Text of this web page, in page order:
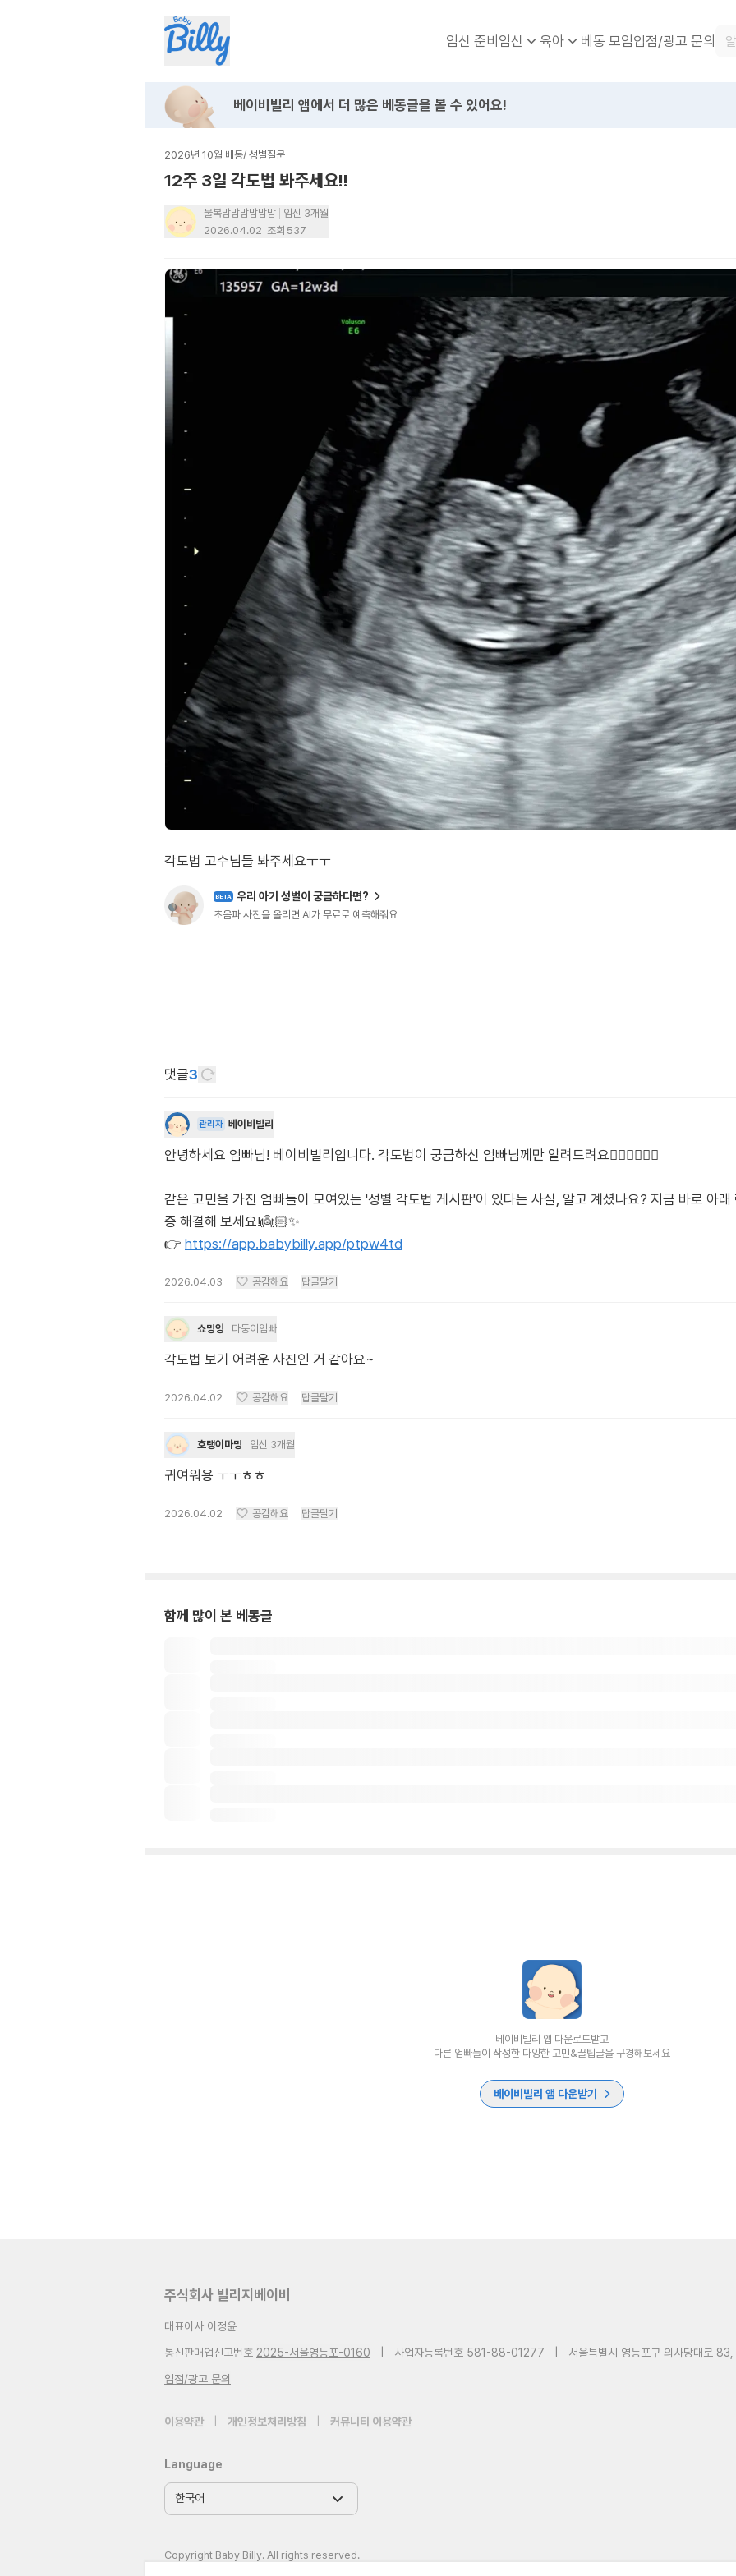
임신 준비임신 육아 베동 모임입점/광고 문의
베이비빌리 앱에서 더 많은 베동글을 볼 수 있어요!
2026년 10월 베동/ 성별질문
12주 3일 각도법 봐주세요!!
물복맘맘맘맘맘맘
임신 3개월
2026.04.02 조회 537
BETA 우리 아기 성별이 궁금하다면?
초음파 사진을 올리면 AI가 무료로 예측해줘요
댓글3
관리자 베이비빌리
안녕하세요 엄빠님! 베이비빌리입니다. 각도법이 궁금하신 엄빠님께만 알려드려요🙋🏻‍♀️🙋🏻‍♂️
같은 고민을 가진 엄빠들이 모여있는 '성별 각도법 게시판'이 있다는 사실, 알고 계셨나요? 지금 바로 아
증 해결해 보세요!👼🏻✨
👉 https://app.babybilly.app/ptpw4td
2026.04.03 공감해요 답글달기
쇼밍잉 다둥이엄빠
각도법 보기 어려운 사진인 거 같아요~
2026.04.02 공감해요 답글달기
호랭이마밍 임신 3개월
귀여워용 ㅜㅜㅎㅎ
2026.04.02 공감해요 답글달기
함께 많이 본 베동글
베이비빌리 앱 다운로드받고
다른 엄빠들이 작성한 다양한 고민&꿀팁글을 구경해보세요
베이비빌리 앱 다운받기
주식회사 빌리지베이비
대표이사 이정윤
통신판매업신고번호 2025-서울영등포-0160 사업자등록번호 581-88-01277
서울특별시 영등포구 의사당대로
입점/광고 문의
이용약관 개인정보처리방침 커뮤니티 이용약관
Language
Copyright Baby Billy. All rights reserved.